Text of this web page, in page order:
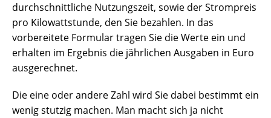
durchschnittliche Nutzungszeit, sowie der Strompreis
pro Kilowattstunde, den Sie bezahlen. In das
vorbereitete Formular tragen Sie die Werte ein und
erhalten im Ergebnis die jährlichen Ausgaben in Euro
ausgerechnet.
Die eine oder andere Zahl wird Sie dabei bestimmt ein
wenig stutzig machen. Man macht sich ja nicht